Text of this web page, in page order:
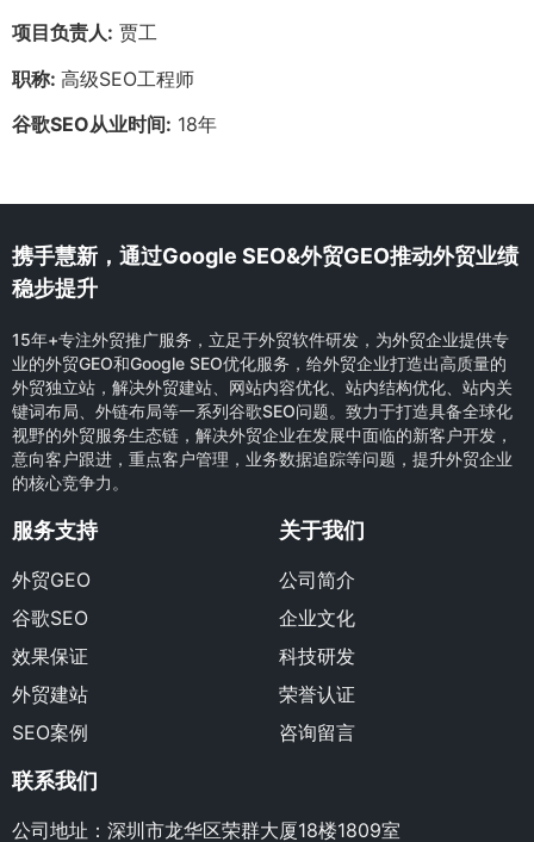
项目负责人: 贾工
职称: 高级SEO工程师
谷歌SEO从业时间: 18年
携手慧新，通过Google SEO&外贸GEO推动外贸业绩
稳步提升
15年+专注外贸推广服务，立足于外贸软件研发，为外贸企业提供专
业的外贸GEO和Google SEO优化服务，给外贸企业打造出高质量的
外贸独立站，解决外贸建站、网站内容优化、站内结构优化、站内关
键词布局、外链布局等一系列谷歌SEO问题。致力于打造具备全球化
视野的外贸服务生态链，解决外贸企业在发展中面临的新客户开发，
意向客户跟进，重点客户管理，业务数据追踪等问题，提升外贸企业
的核心竞争力。
服务支持
外贸GEO
谷歌SEO
效果保证
外贸建站
SEO案例
关于我们
公司简介
企业文化
科技研发
荣誉认证
咨询留言
联系我们
公司地址：深圳市龙华区荣群大厦18楼1809室